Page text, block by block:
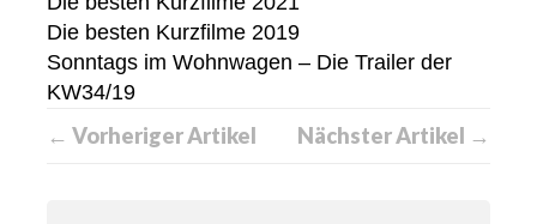
Die besten Kurzfilme 2019
Sonntags im Wohnwagen – Die Trailer der
KW34/19
← Vorheriger Artikel Nächster Artikel →